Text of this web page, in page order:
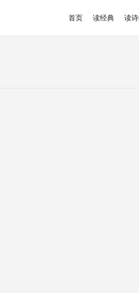
首页 读经典 读